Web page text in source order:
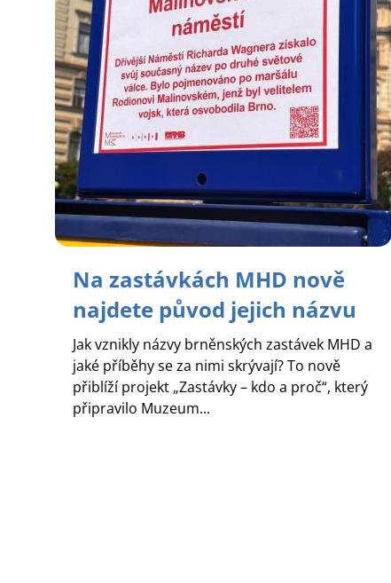
Na zastávkách MHD nově
najdete původ jejich názvu
Jak vznikly názvy brněnských zastávek MHD a
jaké příběhy se za nimi skrývají? To nově
přiblíží projekt „Zastávky – kdo a proč“, který
připravilo Muzeum...